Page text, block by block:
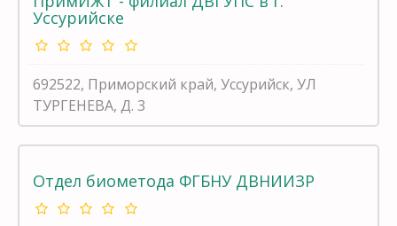
Уссурийске
692522, Приморский край, Уссурийск, УЛ
ТУРГЕНЕВА, Д. 3
Отдел биометода ФГБНУ ДВНИИЗР